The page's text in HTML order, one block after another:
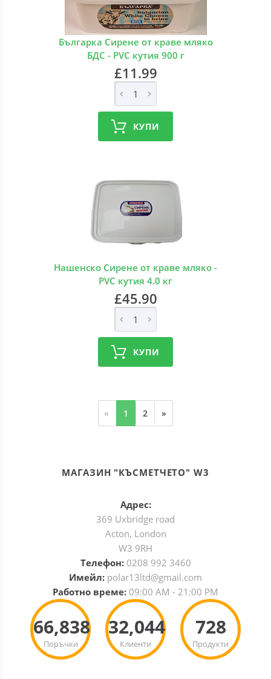
Българка Сирене от краве мляко
БДС - PVC кутия 900 г
£11.99
КУПИ
Нашенско Сирене от краве мляко -
PVC кутия 4.0 кг
£45.90
КУПИ
« 1 2 »
МАГАЗИН "КЪСМЕТЧЕТО" W3
Адрес:
369 Uxbridge road
Acton, London
W3 9RH
Телефон: 0208 992 3460
Имейл: polar13ltd@gmail.com
Работно време: 09:00 AM - 21:00 PM
Поръчки
66,838
Клиенти
32,044
Продукти
728